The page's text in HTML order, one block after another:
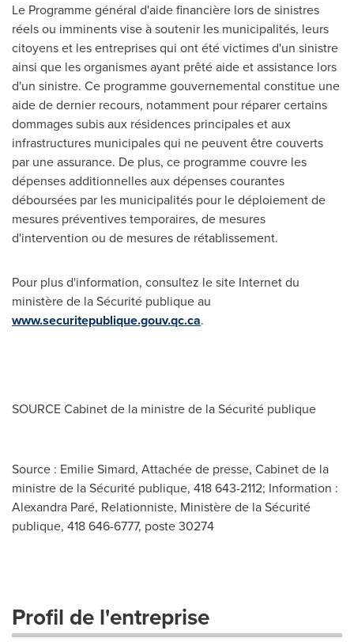
Le Programme général d'aide financière lors de sinistres
réels ou imminents vise à soutenir les municipalités, leurs
citoyens et les entreprises qui ont été victimes d'un sinistre
ainsi que les organismes ayant prêté aide et assistance lors
d'un sinistre. Ce programme gouvernemental constitue une
aide de dernier recours, notamment pour réparer certains
dommages subis aux résidences principales et aux
infrastructures municipales qui ne peuvent être couverts
par une assurance. De plus, ce programme couvre les
dépenses additionnelles aux dépenses courantes
déboursées par les municipalités pour le déploiement de
mesures préventives temporaires, de mesures
d'intervention ou de mesures de rétablissement.
Pour plus d'information, consultez le site Internet du
ministère de la Sécurité publique au
www.securitepublique.gouv.qc.ca.
SOURCE Cabinet de la ministre de la Sécurité publique
Source : Emilie Simard, Attachée de presse, Cabinet de la
ministre de la Sécurité publique, 418 643-2112; Information :
Alexandra Paré, Relationniste, Ministère de la Sécurité
publique, 418 646-6777, poste 30274
Profil de l'entreprise